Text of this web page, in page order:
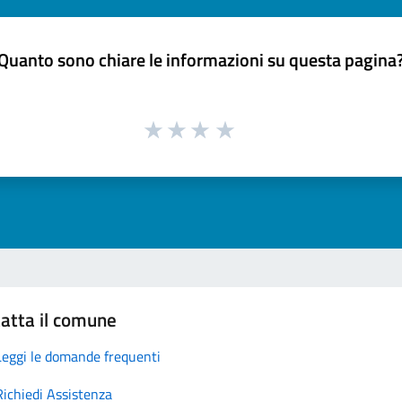
sono chiare le informazioni su questa
il comune
le domande frequenti
Assistenza